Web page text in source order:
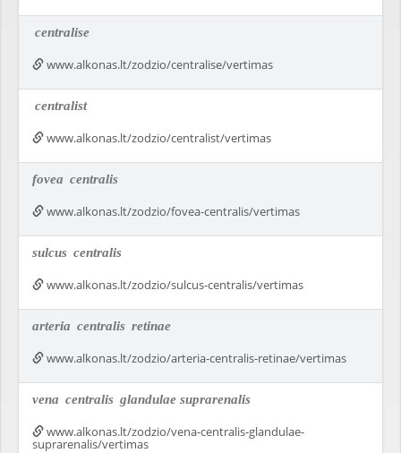
centralise
www.alkonas.lt/zodzio/centralise/vertimas
centralist
www.alkonas.lt/zodzio/centralist/vertimas
fovea centralis
www.alkonas.lt/zodzio/fovea-centralis/vertimas
sulcus centralis
www.alkonas.lt/zodzio/sulcus-centralis/vertimas
arteria centralis retinae
www.alkonas.lt/zodzio/arteria-centralis-retinae/vertimas
vena centralis glandulae suprarenalis
www.alkonas.lt/zodzio/vena-centralis-glandulae-
suprarenalis/vertimas